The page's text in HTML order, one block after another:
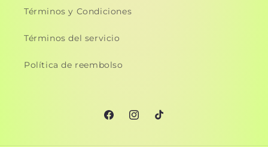
Términos y Condiciones
Términos del servicio
Política de reembolso
FacebookInstagram
TikTok